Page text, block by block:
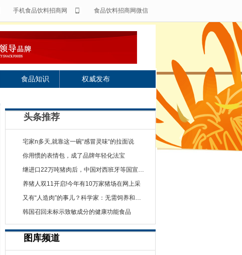
手机食品饮料招商网
食品饮料招商网微信
食品知识 权威发布
头条推荐
宅家n多天,就靠这一碗“感冒灵味“的拉面说
你用惯的表情包，成了品牌年轻化法宝
继进口22万吨猪肉后，中国对西班牙等国宣布一
养猪人双11开启!今年有10万家猪场在网上采
又有“人造肉”的事儿？科学家：无需饲养和屠宰
韩国召回未标示致敏成分的健康功能食品
图库频道